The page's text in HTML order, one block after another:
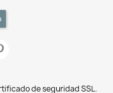
de seguridad SSL.